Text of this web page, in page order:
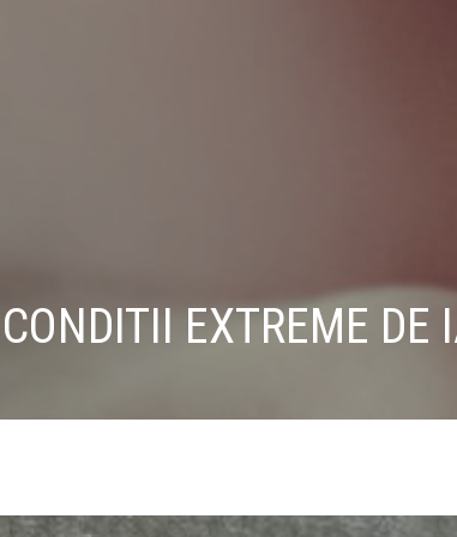
EXTREME DE